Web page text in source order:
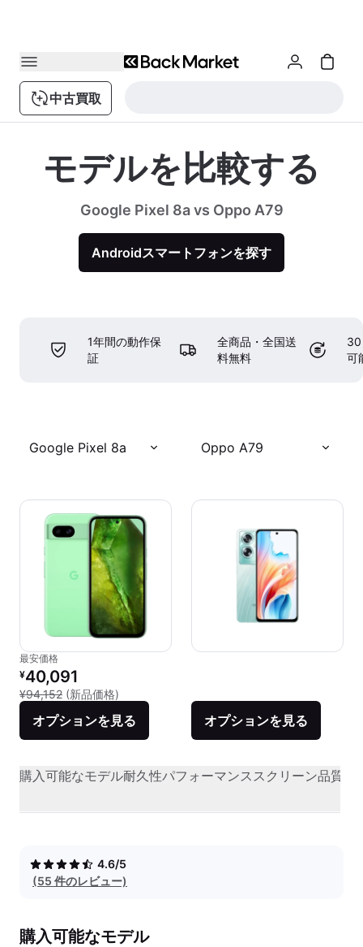
中古買取
モデルを比較する
Google Pixel 8a vs Oppo A79
Androidスマートフォンを探す
1年間の動作保
証
全商品・全国送
料無料
30
可
Google Pixel 8a Oppo A79
最安価格
リファービッシュ品の価格：
¥40,091
¥94,152 (新品価格)
オプションを見る オプションを見る
購入可能なモデル耐久性パフォーマンススクリーン品質
4.6/5
(55 件のレビュー)
購入可能なモデル